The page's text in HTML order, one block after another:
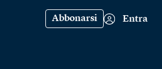
Abbonarsi Entra